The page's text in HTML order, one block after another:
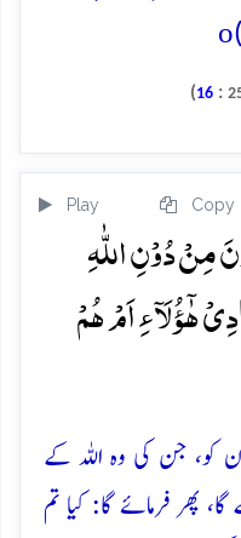
o
:
16
)
Play Copy
مِنۡ دُوۡنِ اللّٰہِ
ہٰۤؤُلَآءِ اَمۡ ہُمۡ
کو، جن کی وہ اللہ کے
پھر فرمائے گا: کیا تم